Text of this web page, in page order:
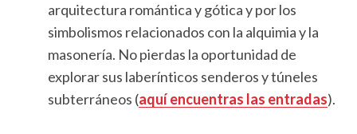
arquitectura romántica y gótica y por los
simbolismos relacionados con la alquimia y la
masonería. No pierdas la oportunidad de
explorar sus laberínticos senderos y túneles
subterráneos (aquí encuentras las entradas).